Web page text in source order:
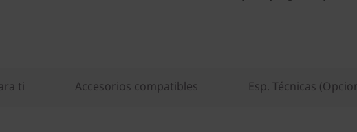
ti Accesorios compatibles Esp. Técnicas